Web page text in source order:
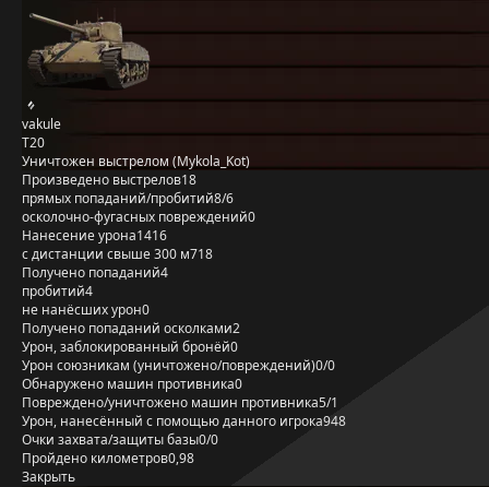
vakule
T20
Уничтожен выстрелом (Mykola_Kot)
Произведено выстрелов18
прямых попаданий/пробитий8/6
осколочно-фугасных повреждений0
Нанесение урона1416
с дистанции свыше 300 м718
Получено попаданий4
пробитий4
не нанёсших урон0
Получено попаданий осколками2
Урон, заблокированный бронёй0
Урон союзникам (уничтожено/повреждений)0/0
Обнаружено машин противника0
Повреждено/уничтожено машин противника5/1
Урон, нанесённый с помощью данного игрока948
Очки захвата/защиты базы0/0
Пройдено километров0,98
Закрыть